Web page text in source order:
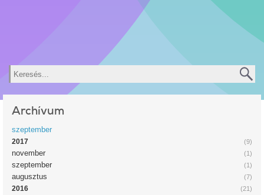
Keresés
Archívum
szeptember
(9)
2017
(1)
november
(1)
szeptember
(7)
augusztus
(21)
2016